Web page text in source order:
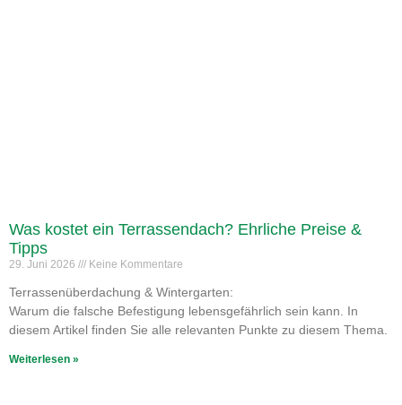
Was kostet ein Terrassendach? Ehrliche Preise &
Tipps
29. Juni 2026 Keine Kommentare
Terrassenüberdachung & Wintergarten:
Warum die falsche Befestigung lebensgefährlich sein kann. In
diesem Artikel finden Sie alle relevanten Punkte zu diesem Thema.
Weiterlesen »